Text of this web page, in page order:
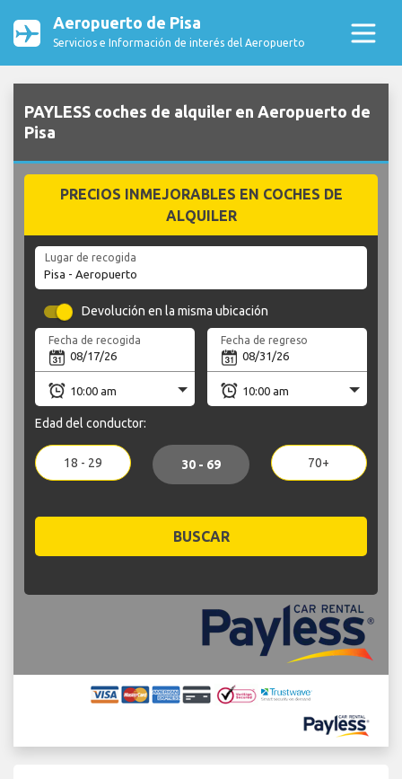
Aeropuerto de Pisa
Servicios e Información de interés del Aeropuerto
PAYLESS coches de alquiler en Aeropuerto de
Pisa
PRECIOS INMEJORABLES EN COCHES DE
ALQUILER
Lugar de recogida
Devolución en la misma ubicación
Fecha de recogida Fecha de regreso
Edad del conductor:
18 - 29 30 - 69 70+
BUSCAR